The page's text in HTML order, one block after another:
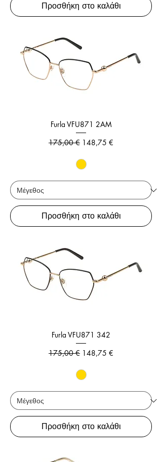
Προσθήκη στο καλάθι
Furla VFU871 2AM
Κανονική τιμή
175,00 € Τιμή Έκπτωσης
148,75 €
Προσθήκη στο καλάθι
Furla VFU871 342
Κανονική τιμή
175,00 € Τιμή Έκπτωσης
148,75 €
Προσθήκη στο καλάθι